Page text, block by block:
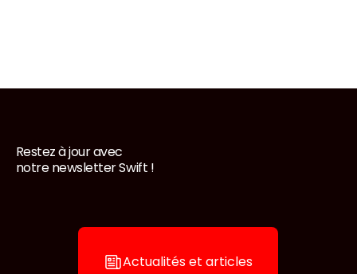
Pied de page
Restez à jour avec
notre newsletter Swift !
Actualités et articles